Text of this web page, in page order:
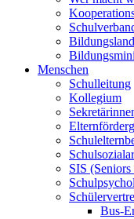
Menschen
Schulleitung
Kollegium
SIS
Bus-